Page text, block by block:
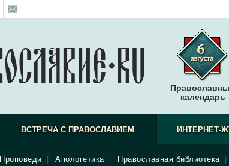
календарь
ВСТРЕЧА С ПРАВОСЛАВИЕМ
Проповеди Апологетика Православная библиотека
ИНТЕРНЕТ-